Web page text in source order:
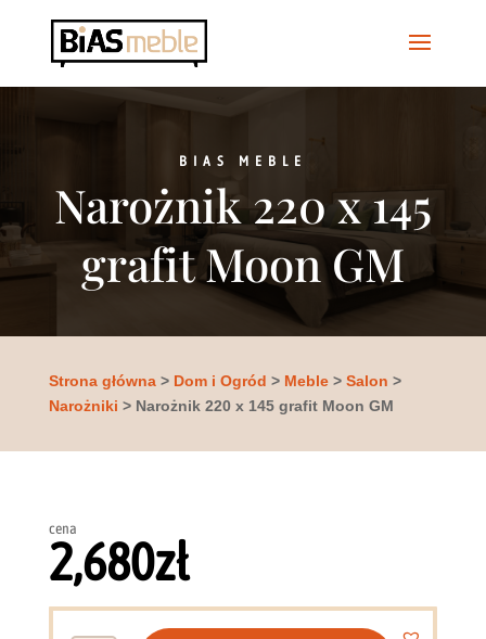
BIAS MEBLE
Narożnik 220 x 145
grafit Moon GM
Strona główna> Dom i Ogród > Meble> Salon >
Narożniki > Narożnik 220 x 145 grafit Moon GM
cena
2,680zł